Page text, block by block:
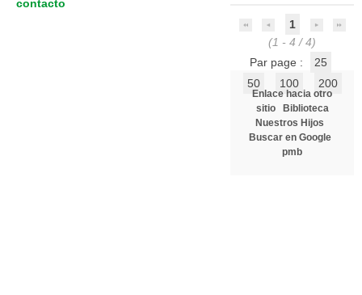
1
(1 - 4 / 4)
Par page :
25
50
100 200
Enlace hacia otro
sitio
Biblioteca
Nuestros Hijos
Buscar en Google
pmb
contacto